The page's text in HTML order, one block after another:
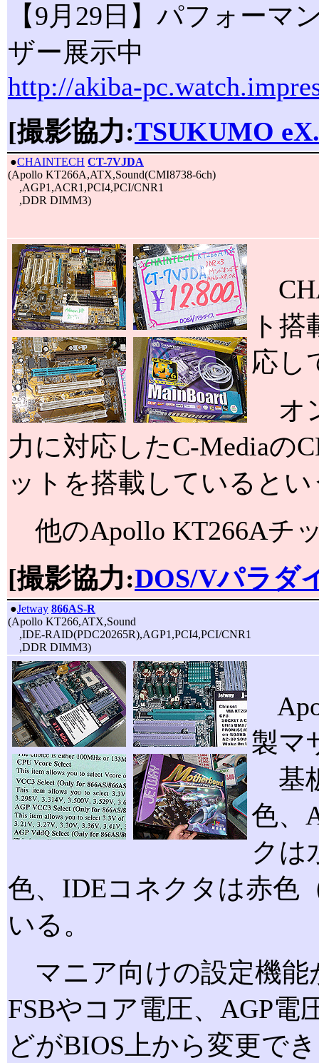
【9月29日】パフォーマ
ザー展示中
http://akiba-
[撮影協力:TSUKUMO eX.
●CHAINTECH CT-7VJDA
(Apollo KT266A,ATX,Sound(CMI8738-6ch)
,AGP1,ACR1,PCI4,PCI/CNR1
,DDR DIMM3)
ト
応し
オ
力に対応したC-Mediaの
ットを搭載していると
他のApollo KT266Aチ
[撮影協力:DOS/Vパラダ
●Jetway 866AS-R
(Apollo KT266,ATX,Sound
,IDE-RAID(PDC20265R),AGP1,PCI4,PCI/CNR1
,DDR DIMM3)
製マ
基
色、
クは
色、IDEコネクタは赤色
いる。
マニア向けの設定機能
FSBやコア電圧、AGP
どがBIOS上から変更で